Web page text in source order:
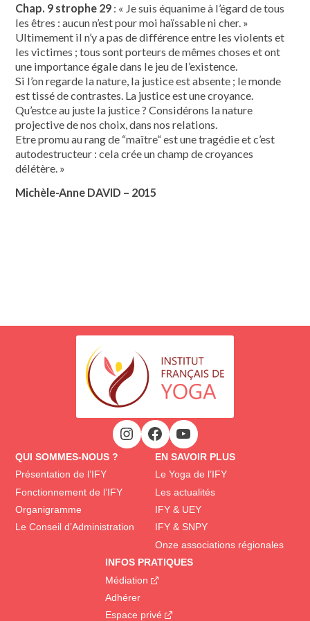
Chap. 9 strophe 29 : « Je suis équanime à l’égard de tous
les êtres : aucun n’est pour moi haïssable ni cher. »
Ultimement il n’y a pas de différence entre les violents et
les victimes ; tous sont porteurs de mêmes choses et ont
une importance égale dans le jeu de l’existence.
Si l’on regarde la nature, la justice est absente ; le monde
est tissé de contrastes. La justice est une croyance.
Qu’estce au juste la justice ? Considérons la nature
projective de nos choix, dans nos relations.
Etre promu au rang de “maître“ est une tragédie et c’est
autodestructeur : cela crée un champ de croyances
délétère. »
Michèle-Anne DAVID – 2015
QUI SOMMES-NOUS ?
Présentation de l’IFY
Fonctionnement de l’IFY
Organigramme
Le Conseil d’Administration
EN SAVOIR PLUS
Le Yoga de l’IFY
Les actualités
IFY & UEY
IFY & SNPY
Onze associations régionales
INFOS PRATIQUES
Médiation
Adhérer
Espace privé